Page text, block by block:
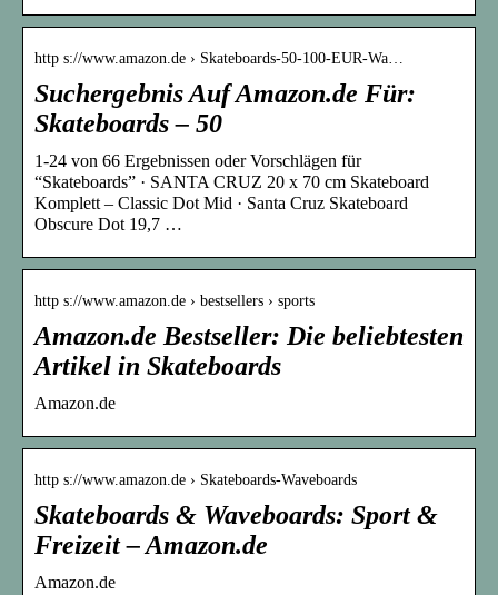
http s://www.amazon.de › Skateboards-50-100-EUR-Wa…
Suchergebnis Auf Amazon.de Für:
Skateboards – 50
1-24 von 66 Ergebnissen oder Vorschlägen für
“Skateboards” · SANTA CRUZ 20 x 70 cm Skateboard
Komplett – Classic Dot Mid · Santa Cruz Skateboard
Obscure Dot 19,7 …
http s://www.amazon.de › bestsellers › sports
Amazon.de Bestseller: Die beliebtesten
Artikel in Skateboards
Amazon.de
http s://www.amazon.de › Skateboards-Waveboards
Skateboards & Waveboards: Sport &
Freizeit – Amazon.de
Amazon.de